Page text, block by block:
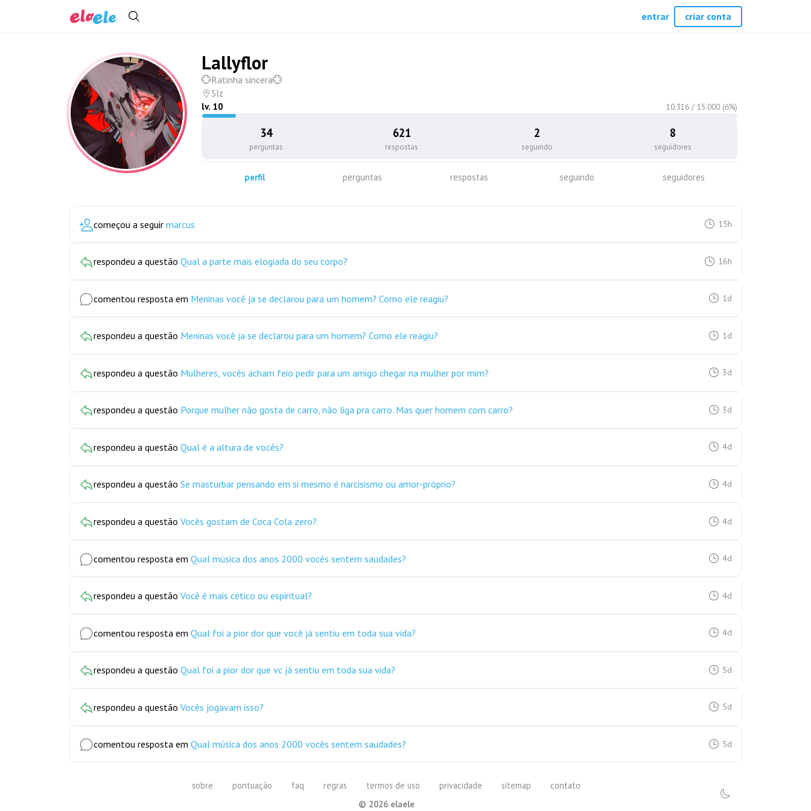
Lallyflor
💮Ratinha sincera💮
Slz
lv. 10 10.316 / 15.000 (6%)
34
perguntas
621
respostas
2
seguindo
8
seguidores
perfil perguntas respostas seguindo seguidores
começou a seguir marcus 15h
respondeu a questão Qual a parte mais elogiada do seu corpo? 16h
comentou resposta em Meninas você ja se declarou para um homem? Como ele reagiu? 1d
respondeu a questão Meninas você ja se declarou para um homem? Como ele reagiu? 1d
respondeu a questão Mulheres, vocês acham feio pedir para um amigo chegar na mulher por mim? 3d
respondeu a questão Porque mulher não gosta de carro, não liga pra carro. Mas quer homem com carro? 3d
respondeu a questão Qual é a altura de vocês? 4d
respondeu a questão Se masturbar pensando em si mesmo é narcisismo ou amor-próprio? 4d
respondeu a questão Vocês gostam de Coca Cola zero? 4d
comentou resposta em Qual música dos anos 2000 vocês sentem saudades? 4d
respondeu a questão Você é mais cético ou espiritual? 4d
comentou resposta em Qual foi a pior dor que você já sentiu em toda sua vida? 4d
respondeu a questão Qual foi a pior dor que vc já sentiu em toda sua vida? 5d
respondeu a questão Vocês jogavam isso? 5d
comentou resposta em Qual música dos anos 2000 vocês sentem saudades? 5d
sobre pontuação faq regras termos de uso privacidade sitemap
contato
© 2026elaele
entrar criar conta